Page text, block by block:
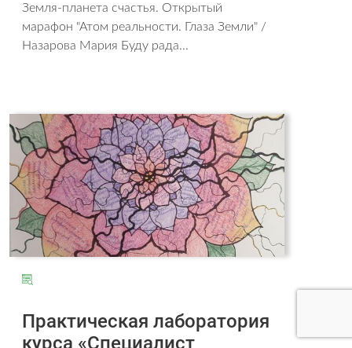
Земля-планета счастья. Открытый
марафон "Атом реальности. Глаза Земли" /
Назарова Мария Буду рада...
Практическая лаборатория
курса «Специалист